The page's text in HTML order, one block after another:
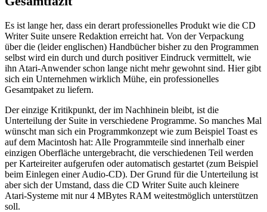
Es ist lange her, dass ein derart professionelles Produkt wie die CD
Writer Suite unsere Redaktion erreicht hat. Von der Verpackung
über die (leider englischen) Handbücher bisher zu den Programmen
selbst wird ein durch und durch positiver Eindruck vermittelt, wie
ihn Atari-Anwender schon lange nicht mehr gewohnt sind. Hier gibt
sich ein Unternehmen wirklich Mühe, ein professionelles
Gesamtpaket zu liefern.
Der einzige Kritikpunkt, der im Nachhinein bleibt, ist die
Unterteilung der Suite in verschiedene Programme. So manches Mal
wünscht man sich ein Programmkonzept wie zum Beispiel Toast es
auf dem Macintosh hat: Alle Programmteile sind innerhalb einer
einzigen Oberfläche untergebracht, die verschiedenen Teil werden
per Karteireiter aufgerufen oder automatisch gestartet (zum Beispiel
beim Einlegen einer Audio-CD). Der Grund für die Unterteilung ist
aber sich der Umstand, dass die CD Writer Suite auch kleinere
Atari-Systeme mit nur 4 MBytes RAM weitestmöglich unterstützen
soll.